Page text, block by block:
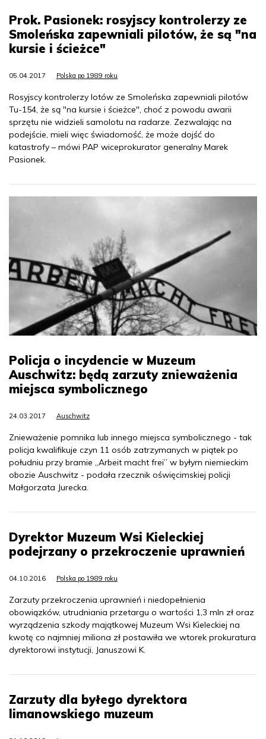
Prok. Pasionek: rosyjscy kontrolerzy ze
Smoleńska zapewniali pilotów, że są "na
kursie i ścieżce"
05.04.2017 Polska po 1989 roku
Rosyjscy kontrolerzy lotów ze Smoleńska zapewniali pilotów
Tu-154, że są "na kursie i ścieżce", choć z powodu awarii
sprzętu nie widzieli samolotu na radarze. Zezwalając na
podejście, mieli więc świadomość, że może dojść do
katastrofy – mówi PAP wiceprokurator generalny Marek
Pasionek.
Policja o incydencie w Muzeum
Auschwitz: będą zarzuty znieważenia
miejsca symbolicznego
24.03.2017 Auschwitz
Znieważenie pomnika lub innego miejsca symbolicznego - tak
policja kwalifikuje czyn 11 osób zatrzymanych w piątek po
południu przy bramie „Arbeit macht frei” w byłym niemieckim
obozie Auschwitz - podała rzecznik oświęcimskiej policji
Małgorzata Jurecka.
Dyrektor Muzeum Wsi Kieleckiej
podejrzany o przekroczenie uprawnień
04.10.2016 Polska po 1989 roku
Zarzuty przekroczenia uprawnień i niedopełnienia
obowiązków, utrudniania przetargu o wartości 1,3 mln zł oraz
wyrządzenia szkody majątkowej Muzeum Wsi Kieleckiej na
kwotę co najmniej miliona zł postawiła we wtorek prokuratura
dyrektorowi instytucji, Januszowi K.
Zarzuty dla byłego dyrektora
limanowskiego muzeum